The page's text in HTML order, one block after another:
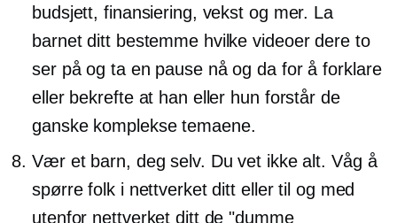
budsjett, finansiering, vekst og mer. La
barnet ditt bestemme hvilke videoer dere to
ser på og ta en pause nå og da for å forklare
eller bekrefte at han eller hun forstår de
ganske komplekse temaene.
Vær et barn, deg selv. Du vet ikke alt. Våg å
spørre folk i nettverket ditt eller til og med
utenfor nettverket ditt de "dumme